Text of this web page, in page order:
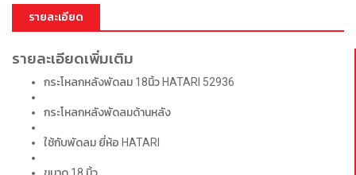
รายละเอียด
รายละเอียดเพิ่มเติม
กระโหลกหลังพัดลม 18นิ้ว HATARI 52936
กระโหลกหลังพัดลมด้านหลัง
ใช้กับพัดลม ยี่ห้อ HATARI